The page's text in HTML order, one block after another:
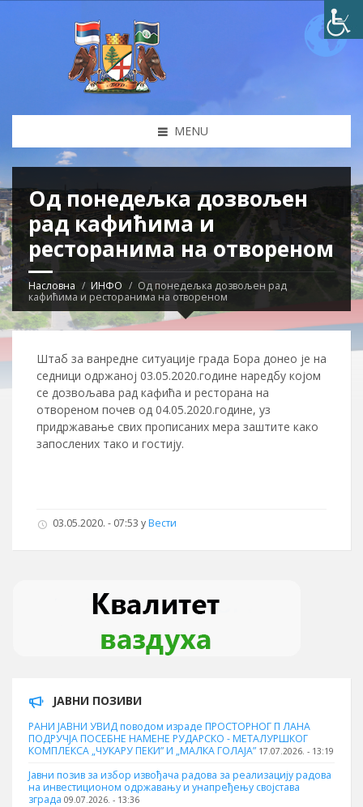
MENU
Од понедељка дозвољен
рад кафићима и
ресторанима на отвореном
Насловна ИНФО
Од понедељка дозвољен рад
кафићима и ресторанима на отвореном
Штаб за ванредне ситуације града Бора донео је на
седници одржаној 03.05.2020.године наредбу којом
се дозвољава рад кафића и ресторана на
отвореном почев од 04.05.2020.године, уз
придржавање свих прописаних мера заштите како
запослених тако и гостију.
03.05.2020. - 07:53 уВести
ЈАВНИ ПОЗИВИ
РАНИ ЈАВНИ УВИД поводом израде ПРОСТОРНОГ П ЛАНА
ПОДРУЧЈА ПОСЕБНЕ НАМЕНЕ РУДАРСКО - МЕТАЛУРШКОГ
КОМПЛЕКСА „ЧУКАРУ ПЕКИ” И „МАЛКА ГОЛАЈА” 17.07.2026. - 13:19
Јавни позив за избор извођача радова за реализацију радова
на инвестиционом одржавању и унапређењу својстава
зграда 09.07.2026. - 13:36